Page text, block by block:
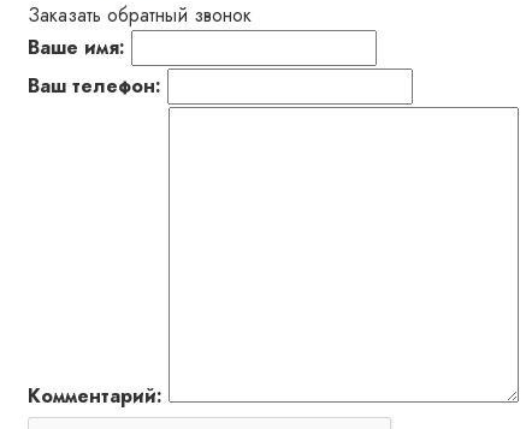
Заказать обратный звонок
Ваше имя:
Ваш телефон:
Комментарий: